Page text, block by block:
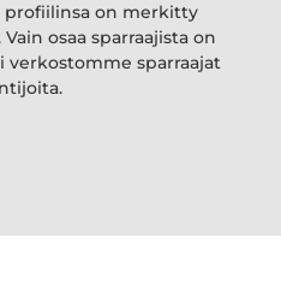
profiilinsa on merkitty
osaa sparraajista on
sparraajat